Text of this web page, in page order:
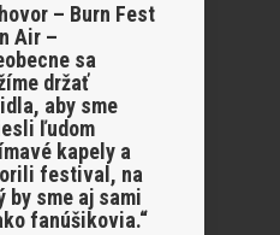
– Burn Fest
Air –
sa
držať
aby sme
ľudom
kapely a
festival, na
by sme aj sami
fanúšikovia.“